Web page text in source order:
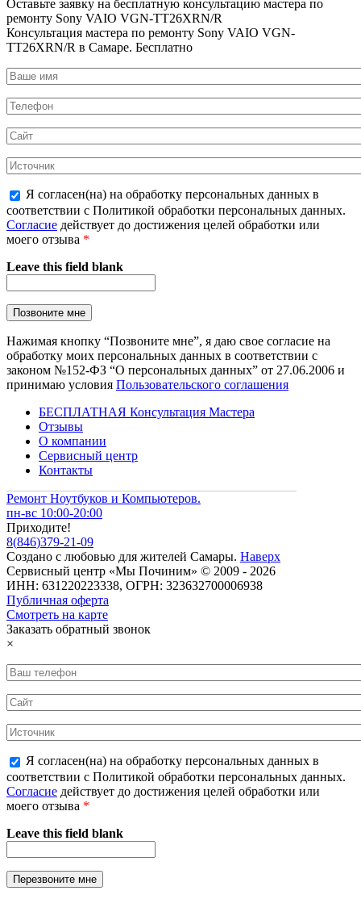
Оставьте заявку на бесплатную консультацию мастера по
ремонту Sony VAIO VGN-TT26XRN/R
Консультация мастера по ремонту Sony VAIO VGN-
TT26XRN/R в Самаре. Бесплатно
Я согласен(на) на обработку персональных данных в
соответствии с Политикой обработки персональных данных.
Согласие действует до достижения целей обработки или
моего отзыва *
Leave this field blank
Нажимая кнопку “Позвоните мне”, я даю свое согласие на
обработку моих персональных данных в соответствии с
законом №152-ФЗ “О персональных данных” от 27.06.2006 и
принимаю условия Пользовательского соглашения
БЕСПЛАТНАЯ Консультация Мастера
Отзывы
О компании
Сервисный центр
Контакты
Ремонт Ноутбуков и Компьютеров.
пн-вс 10:00-20:00
Приходите!
8(846)379-21-09
Создано с любовью для жителей Самары. Наверх
Сервисный центр «Мы Починим» © 2009 - 2026
ИНН: 631220223338, ОГРН: 323632700006938
Публичная оферта
Смотреть на карте
Заказать обратный звонок
×
Я согласен(на) на обработку персональных данных в
соответствии с Политикой обработки персональных данных.
Согласие действует до достижения целей обработки или
моего отзыва *
Leave this field blank